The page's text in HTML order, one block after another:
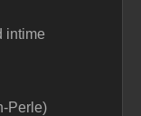
intime
Perle)